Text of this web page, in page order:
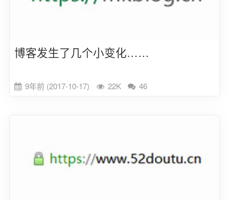
博客发生了几个小变化……
9年前 (2017-10-17) 22K 46